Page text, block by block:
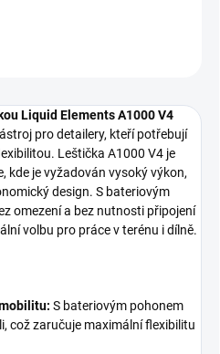
Liquid Elements A1000 V4
pro detailery, kteří potřebují
Leštička A1000 V4 je
kde je vyžadován vysoký výkon,
design. S bateriovým
omezení a bez nutnosti připojení
volbu pro práce v terénu i dílně.
S bateriovým pohonem
což zaručuje maximální flexibilitu